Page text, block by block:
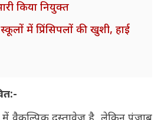
किया नियुक्त
में प्रिंसिपलों की खुशी, हाई